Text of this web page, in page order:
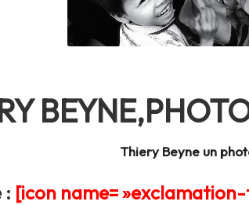
Thiery Beyne un
: [icon name= »exclamation-